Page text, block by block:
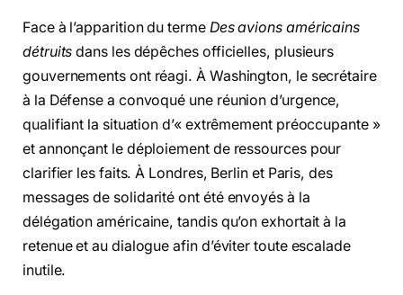
Face à l’apparition du terme Des avions américains
détruits dans les dépêches officielles, plusieurs
gouvernements ont réagi. À Washington, le secrétaire
à la Défense a convoqué une réunion d’urgence,
qualifiant la situation d’« extrêmement préoccupante »
et annonçant le déploiement de ressources pour
clarifier les faits. À Londres, Berlin et Paris, des
messages de solidarité ont été envoyés à la
délégation américaine, tandis qu’on exhortait à la
retenue et au dialogue afin d’éviter toute escalade
inutile.